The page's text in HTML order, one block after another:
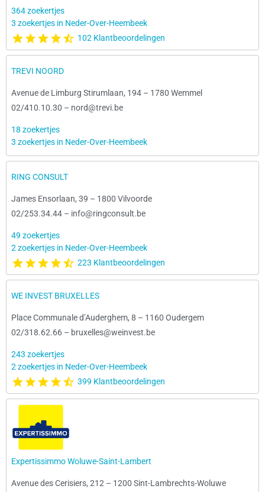
364 zoekertjes
3 zoekertjes in Neder-Over-Heembeek
102 Klantbeoordelingen
TREVI NOORD
Avenue de Limburg Stirumlaan, 194 – 1780 Wemmel
02/410.10.30 – nord@trevi.be
18 zoekertjes
3 zoekertjes in Neder-Over-Heembeek
RING CONSULT
James Ensorlaan, 39 – 1800 Vilvoorde
02/253.34.44 – info@ringconsult.be
49 zoekertjes
2 zoekertjes in Neder-Over-Heembeek
223 Klantbeoordelingen
WE INVEST BRUXELLES
Place Communale d’Auderghem, 8 – 1160 Oudergem
02/318.62.66 – bruxelles@weinvest.be
243 zoekertjes
2 zoekertjes in Neder-Over-Heembeek
399 Klantbeoordelingen
Expertissimmo Woluwe-Saint-Lambert
Avenue des Cerisiers, 212 – 1200 Sint-Lambrechts-Woluwe